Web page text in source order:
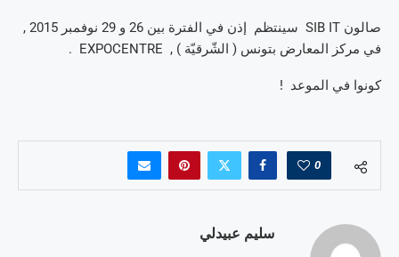
صالون SIB IT سينتظم إذن في الفترة بين 26 و 29 نوفمبر 2015 ,
في مركز المعارض بتونس ( الشّرقيّة ) , EXPOCENTRE .
كونوا في الموعد !
0
سليم عبيدلي